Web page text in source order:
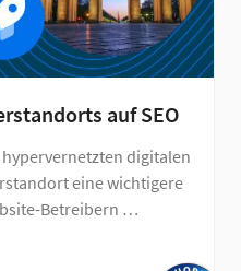
auf SEO
digitalen
eine wichtigere
Betreibern …